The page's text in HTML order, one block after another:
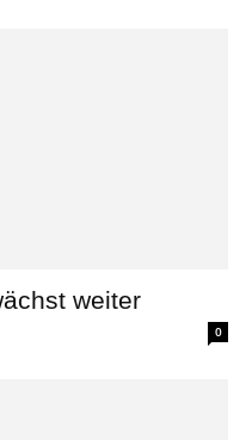
weiter
0